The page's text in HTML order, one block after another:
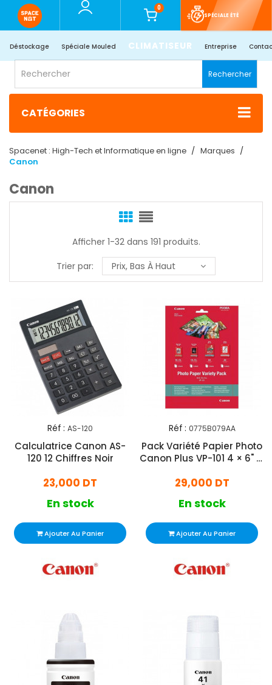
0
SPÉCIALE ÉTÉ
Déstockage Spéciale Mouled CLIMATISEUR Entreprise
Rechercher
CATÉGORIES
Spacenet : High-Tech et Informatique en ligne
Marques
Canon
Canon
Afficher 1-32 dans 191 produits.
Trier par:
Prix, Bas À Haut
Réf : AS-120
Calculatrice Canon AS-
120 12 Chiffres Noir
23,000 DT
En stock
Ajouter Au Panier
Réf : 0775B079AA
Pack Variété Papier Photo
Canon Plus VP-101 4 × 6" Et
29,000 DT
En stock
Ajouter Au Panier